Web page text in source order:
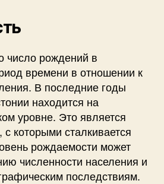
число рождений в
времени в отношении к
В последние годы
находится на
уровне. Это является
которыми сталкивается
рождаемости может
численности населения и
последствиям.